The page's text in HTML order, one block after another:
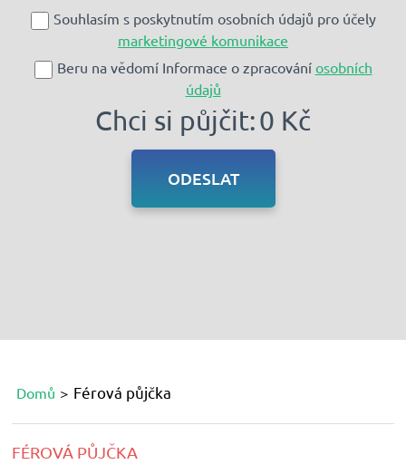
Souhlasím s poskytnutím osobních údajů pro účely
marketingové komunikace
Beru na vědomí Informace o zpracování osobních
údajů
Chci si půjčit:0 Kč
Domů Férová půjčka
FÉROVÁ PŮJČKA